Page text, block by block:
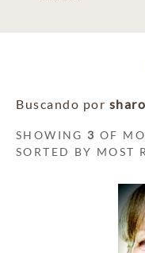
Buscando por
SHOWING 3 OF
SORTED BY MOST